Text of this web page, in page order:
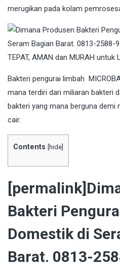
merugikan pada kolam
Bakteri pengurai limbah
mana terdiri dari miliaran bakteri
bakteri yang mana berguna demi
cair.
Contents hide
Bakteri
Domestik di
Barat. 0813-